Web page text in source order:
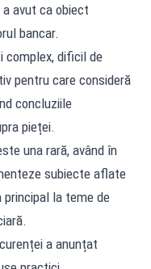
avut ca obiect
bancar.
complex, dificil de
pentru care consideră
concluziile
pieței.
una rară, având în
subiecte aflate
la teme de
a anunțat